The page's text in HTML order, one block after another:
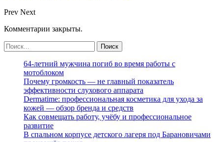
Prev Next
Комментарии закрыты.
64-летний мужчина погиб во время работы с
мотоблоком
Почему громкость — не главный показатель
эффективности слухового аппарата
Dermatime: профессиональная косметика для ухода за
кожей — обзор бренда и средств
Как совмещать работу, учёбу и профессиональное
развитие
В спальном корпусе детского лагеря под Барановичами